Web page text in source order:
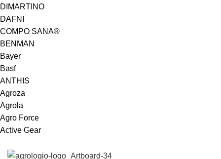
DIMARTINO
DAFNI
COMPO SANA®
BENMAN
Bayer
Basf
ANTHIS
Agroza
Agrola
Agro Force
Active Gear